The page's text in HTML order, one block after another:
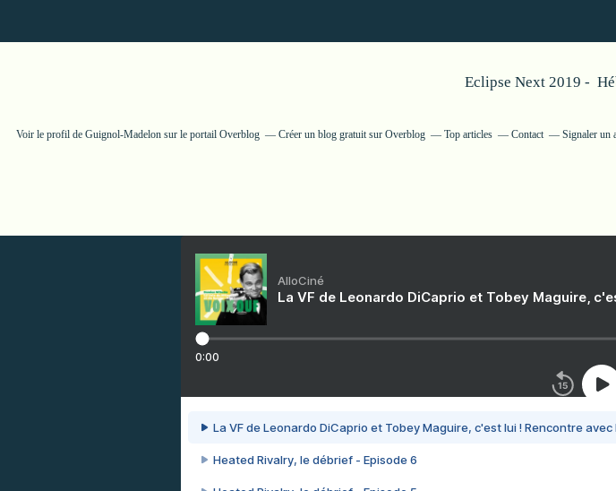
Eclipse Next 2019 -
Voir le profil de Guignol-Madelon sur le portail Overblog Créer un blog gratuit sur Overblog Top articles Contact Signaler un
AlloCiné
La VF de Leonardo DiCaprio et Tobey Maguire,
0:00
La VF de Leonardo DiCaprio et Tobey Maguire, c'est lui ! Rencontre
Heated Rivalry, le débrief - Episode 6